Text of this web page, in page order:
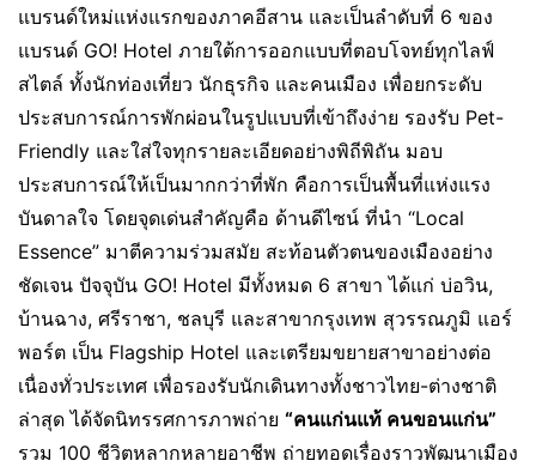
แบรนด์ใหม่แห่งแรกของภาคอีสาน และเป็นลำดับที่ 6 ของ
แบรนด์ GO! Hotel ภายใต้การออกแบบที่ตอบโจทย์ทุกไลฟ์
สไตล์ ทั้งนักท่องเที่ยว นักธุรกิจ และคนเมือง เพื่อยกระดับ
ประสบการณ์การพักผ่อนในรูปแบบที่เข้าถึงง่าย รองรับ Pet-
Friendly และใส่ใจทุกรายละเอียดอย่างพิถีพิถัน มอบ
ประสบการณ์ให้เป็นมากกว่าที่พัก คือการเป็นพื้นที่แห่งแรง
บันดาลใจ โดยจุดเด่นสำคัญคือ ด้านดีไซน์ ที่นำ “Local
Essence” มาตีความร่วมสมัย สะท้อนตัวตนของเมืองอย่าง
ชัดเจน ปัจจุบัน GO! Hotel มีทั้งหมด 6 สาขา ได้แก่ บ่อวิน,
บ้านฉาง, ศรีราชา, ชลบุรี และสาขากรุงเทพ สุวรรณภูมิ แอร์
พอร์ต เป็น Flagship Hotel และเตรียมขยายสาขาอย่างต่อ
เนื่องทั่วประเทศ เพื่อรองรับนักเดินทางทั้งชาวไทย-ต่างชาติ
ล่าสุด ได้จัดนิทรรศการภาพถ่าย “คนแก่นแท้ คนขอนแก่น”
รวม 100 ชีวิตหลากหลายอาชีพ ถ่ายทอดเรื่องราวพัฒนาเมือง